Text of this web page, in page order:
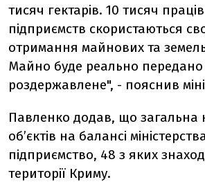
тисяч гектарів. 10 тисяч
підприємств скористаються
отримання майнових та
Майно буде реально передано
роздержавлене", - пояснив
Павленко додав, що загальна
об’єктів на балансі
підприємство, 48 з яких
території Криму.